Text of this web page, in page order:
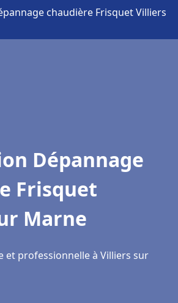
chaudière Frisquet Villiers
Dépannage
Frisquet
Marne
et professionnelle à Villiers sur